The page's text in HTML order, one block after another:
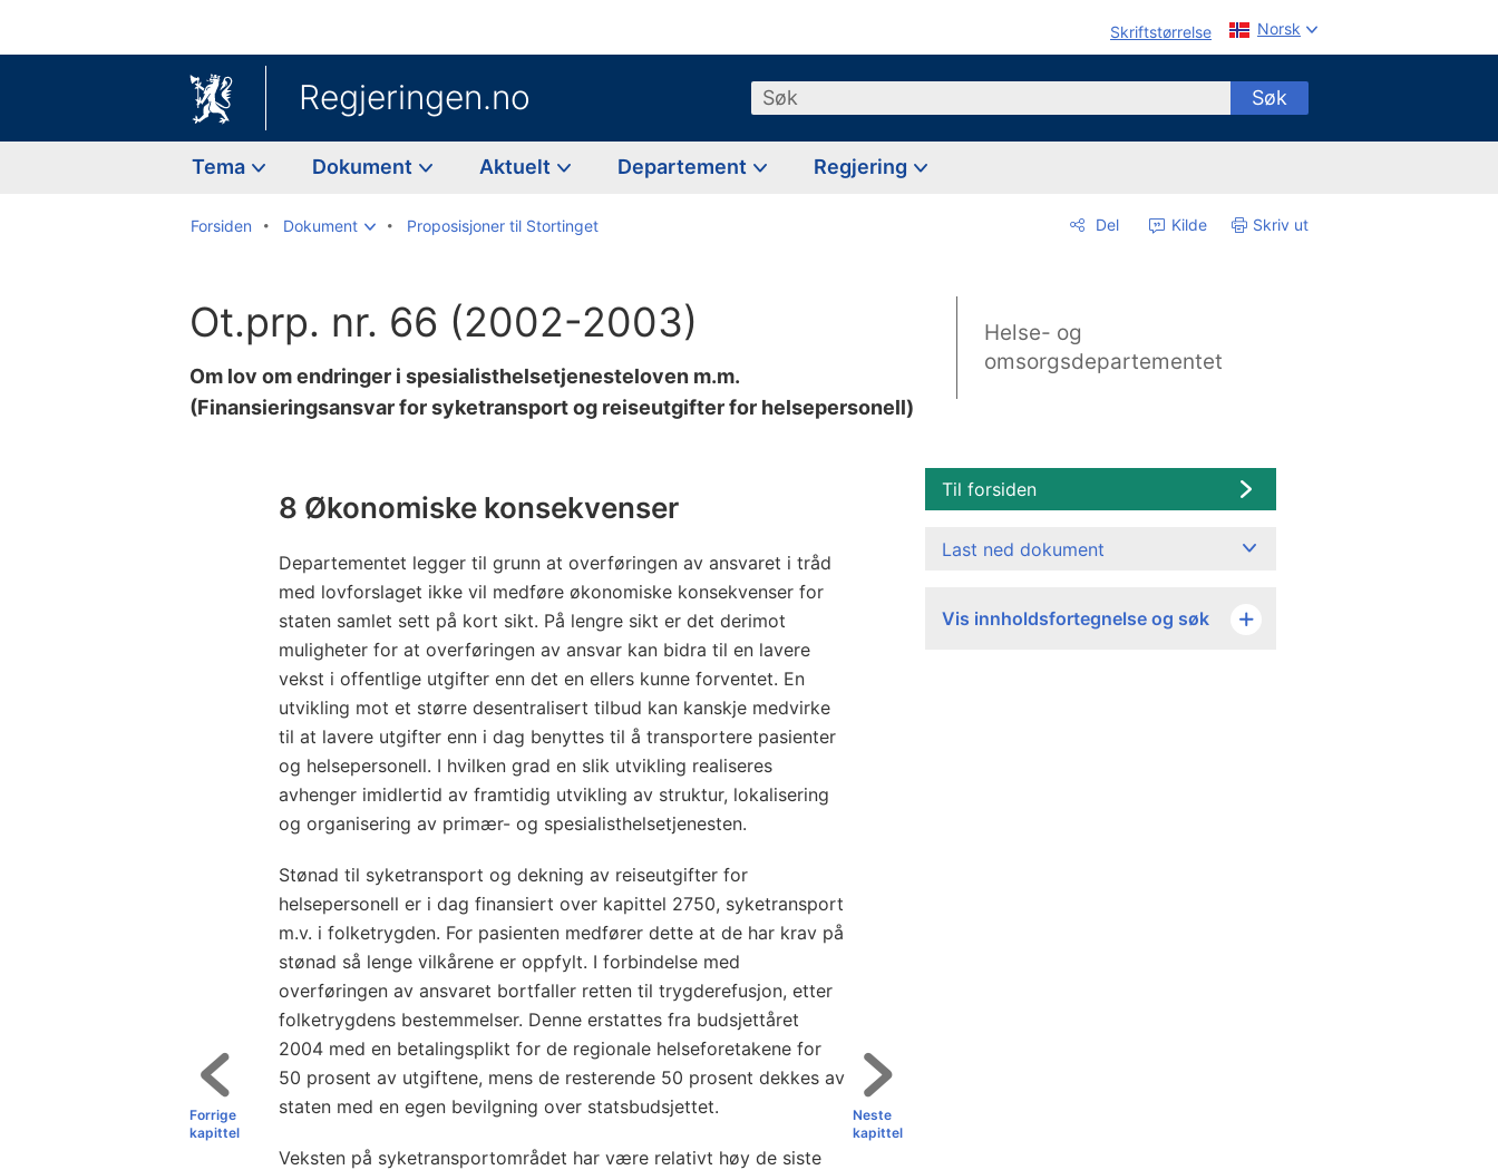
Skriftstørrelse Norsk
Regjeringen.no Søk Søk
Tema Dokument Aktuelt Departement Regjering
Forsiden Dokument Proposisjoner til Stortinget Del Kilde Skriv ut
Ot.prp. nr. 66 (2002-2003)
Om lov om endringer i spesialisthelsetjenesteloven m.m.
(Finansieringsansvar for syketransport og reiseutgifter for helsepersonell)
Helse- og
omsorgsdepartementet
8 Økonomiske konsekvenser
Departementet legger til grunn at overføringen av ansvaret i tråd
med lovforslaget ikke vil medføre økonomiske konsekvenser for
staten samlet sett på kort sikt. På lengre sikt er det derimot
muligheter for at overføringen av ansvar kan bidra til en lavere
vekst i offentlige utgifter enn det en ellers kunne forventet. En
utvikling mot et større desentralisert tilbud kan kanskje medvirke
til at lavere utgifter enn i dag benyttes til å transportere pasienter
og helsepersonell. I hvilken grad en slik utvikling realiseres
avhenger imidlertid av framtidig utvikling av struktur, lokalisering
og organisering av primær- og spesialisthelsetjenesten.
Stønad til syketransport og dekning av reiseutgifter for
helsepersonell er i dag finansiert over kapittel 2750, syketransport
m.v. i folketrygden. For pasienten medfører dette at de har krav på
stønad så lenge vilkårene er oppfylt. I forbindelse med
overføringen av ansvaret bortfaller retten til trygderefusjon, etter
folketrygdens bestemmelser. Denne erstattes fra budsjettåret
2004 med en betalingsplikt for de regionale helseforetakene for
50 prosent av utgiftene, mens de resterende 50 prosent dekkes av
staten med en egen bevilgning over statsbudsjettet.
Veksten på syketransportområdet har være relativt høy de siste
Neste
kapittel
Forrige
kapittel
Til forsiden
Last ned dokument
Vis innholdsfortegnelse og søk